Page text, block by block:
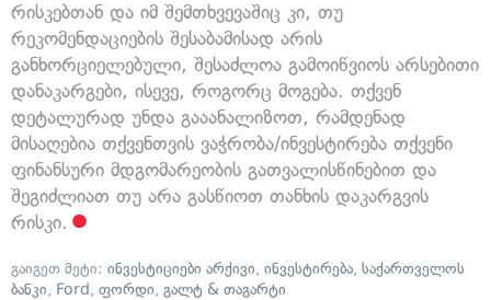
რისკებთან და იმ შემთხვევაშიც კი, თუ
რეკომენდაციების შესაბამისად არის
განხორციელებული, შესაძლოა გამოიწვიოს არსებითი
დანაკარგები, ისევე, როგორც მოგება. თქვენ
დეტალურად უნდა გააანალიზოთ, რამდენად
მისაღებია თქვენთვის ვაჭრობა/ინვესტირება თქვენი
ფინანსური მდგომარეობის გათვალისწინებით და
შეგიძლიათ თუ არა გასწიოთ თანხის დაკარგვის
რისკი.
გაიგეთ მეტი: ინვესტიციები არქივი, ინვესტირება, საქართველოს
ბანკი, Ford, ფორდი, გალტ & თაგარტი